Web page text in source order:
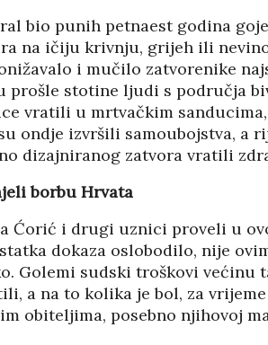
bio punih petnaest godina
na ičiju krivnju, grijeh ili
i mučilo zatvorenike
prošle stotine ljudi s područja
vratili u mrtvačkim
ondje izvršili samoubojstva, a
dizajniranog zatvora vratili
borbu Hrvata
Ćorić i drugi uznici proveli u
dokaza oslobodilo, nije
Golemi sudski troškovi većinu
a na to kolika je bol, za
obiteljima, posebno njihovoj